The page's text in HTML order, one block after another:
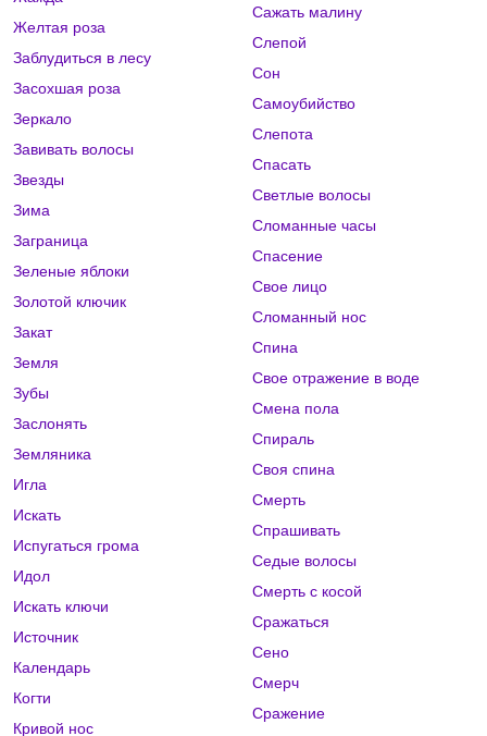
Желтая роза
Заблудиться в лесу
Засохшая роза
Зеркало
Завивать волосы
Звезды
Зима
Заграница
Зеленые яблоки
Золотой ключик
Закат
Земля
Зубы
Заслонять
Земляника
Игла
Искать
Испугаться грома
Идол
Искать ключи
Источник
Календарь
Когти
Кривой нос
Сажать малину
Слепой
Сон
Самоубийство
Слепота
Спасать
Светлые волосы
Сломанные часы
Спасение
Свое лицо
Сломанный нос
Спина
Свое отражение в воде
Смена пола
Спираль
Своя спина
Смерть
Спрашивать
Седые волосы
Смерть с косой
Сражаться
Сено
Смерч
Сражение